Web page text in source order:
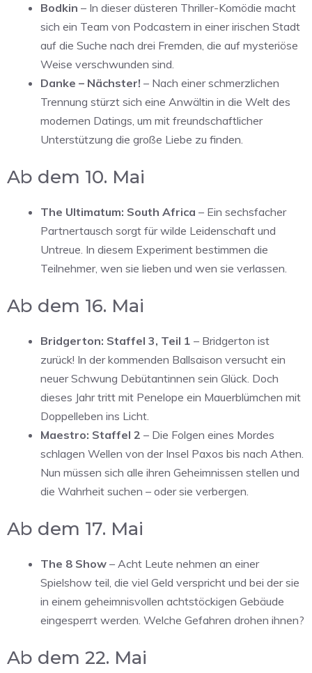
Bodkin – In dieser düsteren Thriller-Komödie macht
sich ein Team von Podcastern in einer irischen Stadt
auf die Suche nach drei Fremden, die auf mysteriöse
Weise verschwunden sind.
Danke – Nächster! – Nach einer schmerzlichen
Trennung stürzt sich eine Anwältin in die Welt des
modernen Datings, um mit freundschaftlicher
Unterstützung die große Liebe zu finden.
Ab dem 10. Mai
The Ultimatum: South Africa – Ein sechsfacher
Partnertausch sorgt für wilde Leidenschaft und
Untreue. In diesem Experiment bestimmen die
Teilnehmer, wen sie lieben und wen sie verlassen.
Ab dem 16. Mai
Bridgerton: Staffel 3, Teil 1 – Bridgerton ist
zurück! In der kommenden Ballsaison versucht ein
neuer Schwung Debütantinnen sein Glück. Doch
dieses Jahr tritt mit Penelope ein Mauerblümchen mit
Doppelleben ins Licht.
Maestro: Staffel 2 – Die Folgen eines Mordes
schlagen Wellen von der Insel Paxos bis nach Athen.
Nun müssen sich alle ihren Geheimnissen stellen und
die Wahrheit suchen – oder sie verbergen.
Ab dem 17. Mai
The 8 Show – Acht Leute nehmen an einer
Spielshow teil, die viel Geld verspricht und bei der sie
in einem geheimnisvollen achtstöckigen Gebäude
eingesperrt werden. Welche Gefahren drohen ihnen?
Ab dem 22. Mai